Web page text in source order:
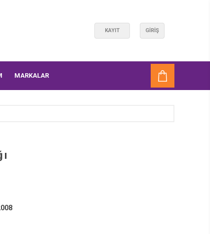
KAYIT GIRIŞ
MARKALAR